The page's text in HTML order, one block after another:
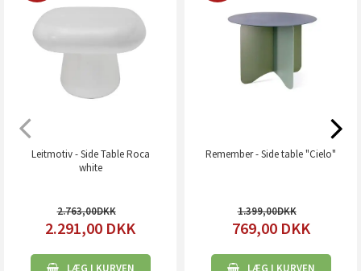
Leitmotiv - Side Table Roca
white
2.763,00
2.291,00 DKK
Remember - Side table "Cielo"
1.399,00
769,00 DKK